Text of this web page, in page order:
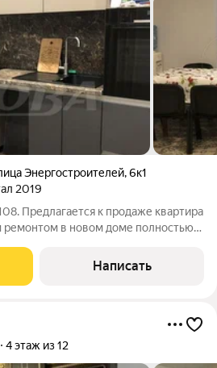
Энергостроителей,6к1
2019
Предлагается к продаже квартира
в новом доме полностью
(3-х ярусная), из
и фурнитуры: ручки со
Написать
4 этаж из 12